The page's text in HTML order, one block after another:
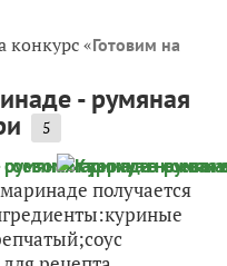
конкурс «Готовим на
- румяная
5
получается